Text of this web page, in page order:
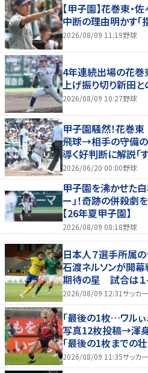
【甲子園】花巻東
中断の理由明かす「
2026/08/09 11:19野球
4年連続出場の花巻
上げ振り切り新田
2026/08/09 10:27野球
甲子園騒然！花巻
飛球→相手の守備
導く好判断に解説「
いプレー」
2026/06/20 00:00野球
甲子園を沸かせた
ー」！奇跡の併殺
【26年夏甲子園】
2026/08/09 08:18野球
日本人７選手所属の
石渡ネルソンが開
期待の星 試合は１
2026/08/09 12:31サッカー
｢最後の1枚…ワル
写真12枚投稿→渾身
｢最後の1枚までの
んだけ好きなんよｗ｣
2026/08/09 11:35サッカー